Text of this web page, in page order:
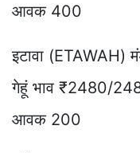
आवक 400
इटावा (ETAWAH)
गेहूं भाव ₹2480/
आवक 200